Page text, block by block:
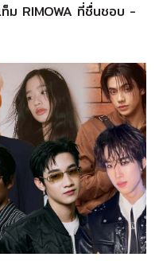
ท็ม RIMOWA ที่ชื่นชอบ -